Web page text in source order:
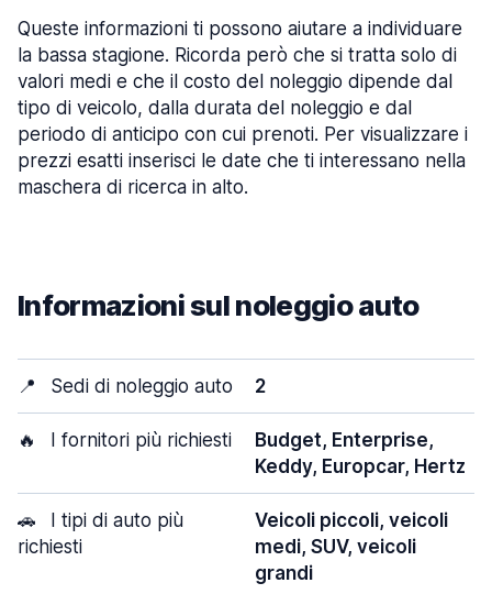
Queste informazioni ti possono aiutare a individuare
la bassa stagione. Ricorda però che si tratta solo di
valori medi e che il costo del noleggio dipende dal
tipo di veicolo, dalla durata del noleggio e dal
periodo di anticipo con cui prenoti. Per visualizzare i
prezzi esatti inserisci le date che ti interessano nella
maschera di ricerca in alto.
Informazioni sul noleggio auto
📍 Sedi di noleggio auto 2
🔥 I fornitori più richiesti
Budget, Enterprise,
Keddy, Europcar, Hertz
🚗
I tipi di auto più
richiesti
Veicoli piccoli, veicoli
medi, SUV, veicoli
grandi